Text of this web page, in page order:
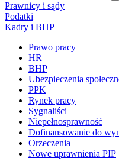
Prawnicy i sądy
Podatki
Kadry i BHP
Prawo pracy
HR
BHP
Ubezpieczenia
PPK
Rynek pracy
Sygnaliści
Niepełnosprawność
Dofinansowanie do
Orzeczenia
Nowe uprawnienia PIP